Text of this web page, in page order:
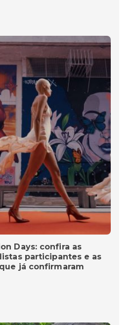
Days: confira as
participantes e as
já confirmaram